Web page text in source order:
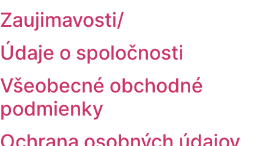
Zaujimavosti/
Údaje o spoločnosti
Všeobecné obchodné
podmienky